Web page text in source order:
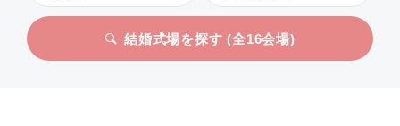
結婚式場を探す (全16会場)